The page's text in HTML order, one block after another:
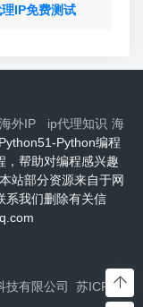
IP免费测试
外IP ip代理知识 海
Python51-Python编程
，帮助对编程感兴趣
站部分资源来自于网
系我们删除有关信
技有限公司 苏ICP备2